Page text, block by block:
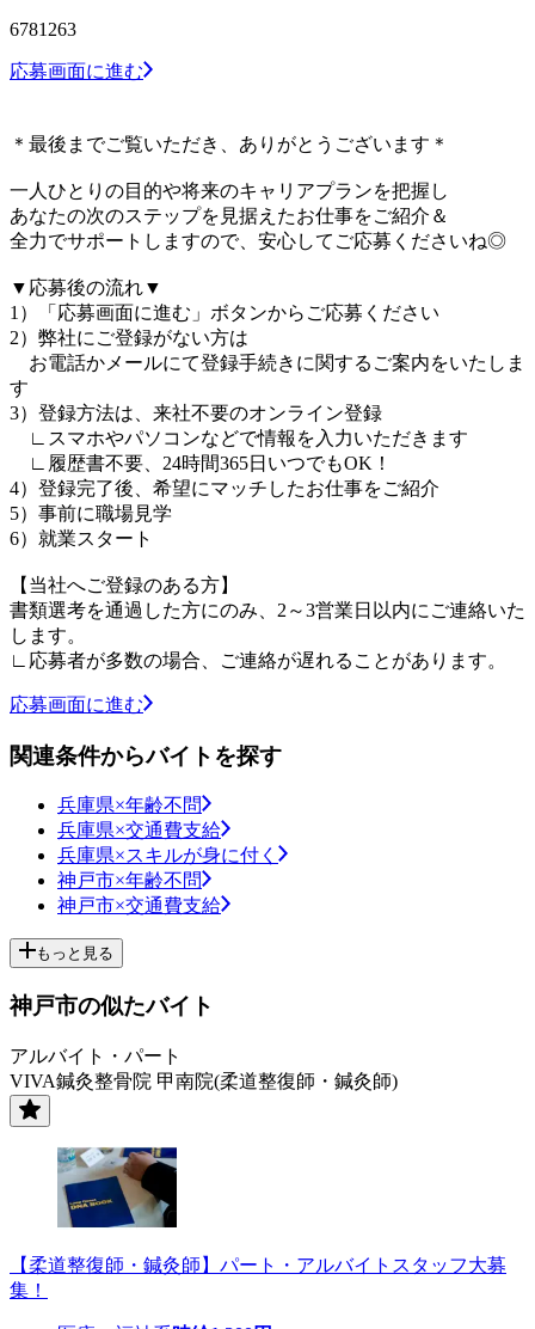
6781263
応募画面に進む
＊最後までご覧いただき、ありがとうございます＊
一人ひとりの目的や将来のキャリアプランを把握し
あなたの次のステップを見据えたお仕事をご紹介＆
全力でサポートしますので、安心してご応募くださいね◎
▼応募後の流れ▼
1）「応募画面に進む」ボタンからご応募ください
2）弊社にご登録がない方は
お電話かメールにて登録手続きに関するご案内をいたしま
す
3）登録方法は、来社不要のオンライン登録
∟スマホやパソコンなどで情報を入力いただきます
∟履歴書不要、24時間365日いつでもOK！
4）登録完了後、希望にマッチしたお仕事をご紹介
5）事前に職場見学
6）就業スタート
【当社へご登録のある方】
書類選考を通過した方にのみ、2～3営業日以内にご連絡いた
します。
∟応募者が多数の場合、ご連絡が遅れることがあります。
応募画面に進む
関連条件からバイトを探す
兵庫県×年齢不問
兵庫県×交通費支給
兵庫県×スキルが身に付く
神戸市×年齢不問
神戸市×交通費支給
もっと見る
神戸市の似たバイト
アルバイト・パート
VIVA鍼灸整骨院 甲南院(柔道整復師・鍼灸師)
【柔道整復師・鍼灸師】パート・アルバイトスタッフ大募
集！